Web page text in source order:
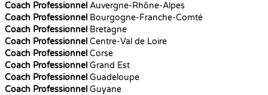
Coach Professionnel Auvergne-Rhône-Alpes
Coach Professionnel Bourgogne-Franche-Comté
Coach Professionnel Bretagne
Coach Professionnel Centre-Val de Loire
Coach Professionnel Corse
Coach Professionnel Grand Est
Coach Professionnel Guadeloupe
Coach Professionnel Guyane